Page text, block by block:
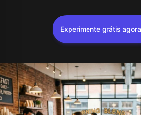
Experimente grátis agora